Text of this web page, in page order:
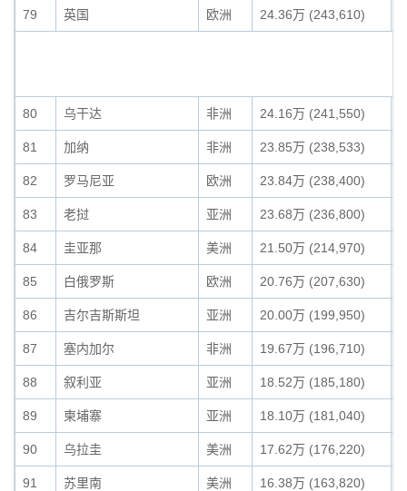
79 英国 欧洲 24.36万 (243,610)
80 乌干达 非洲 24.16万 (241,550)
81 加纳 非洲 23.85万 (238,533)
82 罗马尼亚 欧洲 23.84万 (238,400)
83 老挝 亚洲 23.68万 (236,800)
84 圭亚那 美洲 21.50万 (214,970)
85 白俄罗斯 欧洲 20.76万 (207,630)
86 吉尔吉斯斯坦 亚洲 20.00万 (199,950)
87 塞内加尔 非洲 19.67万 (196,710)
88 叙利亚 亚洲 18.52万 (185,180)
89 柬埔寨 亚洲 18.10万 (181,040)
90 乌拉圭 美洲 17.62万 (176,220)
91 苏里南 美洲 16.38万 (163,820)